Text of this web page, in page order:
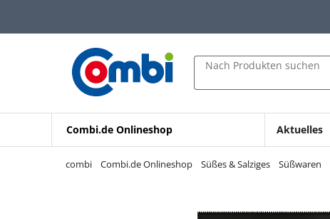
Zur Navigation springen
Zur Suche springen
Nach Produkten suchen
Combi.de Onlineshop Aktuelles
combi Combi.de Onlineshop Süßes & Salziges Süßwaren